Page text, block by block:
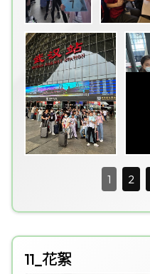
1 2
11_花絮